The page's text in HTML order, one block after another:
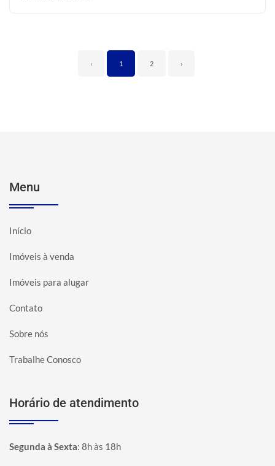
‹ 1 2 ›
Menu
Início
Imóveis à venda
Imóveis para alugar
Contato
Sobre nós
Trabalhe Conosco
Horário de atendimento
Segunda à Sexta: 8h às 18h